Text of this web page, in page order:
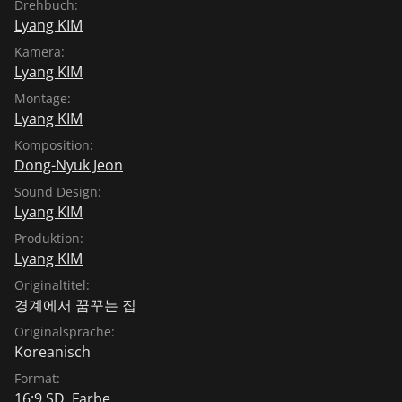
Drehbuch:
Lyang KIM
Kamera:
Lyang KIM
Montage:
Lyang KIM
Komposition:
Dong-Nyuk Jeon
Sound Design:
Lyang KIM
Produktion:
Lyang KIM
Originaltitel:
경계에서 꿈꾸는 집
Originalsprache:
Koreanisch
Format: